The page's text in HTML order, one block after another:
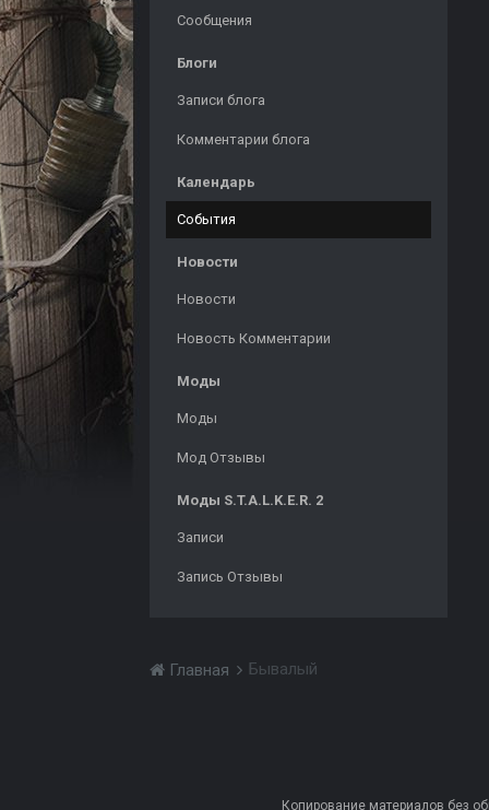
Сообщения
Блоги
Записи блога
Комментарии блога
Календарь
События
Новости
Новости
Новость Комментарии
Моды
Моды
Мод Отзывы
Моды S.T.A.L.K.E.R. 2
Записи
Запись Отзывы
Главная Бывалый
Копирование материалов без